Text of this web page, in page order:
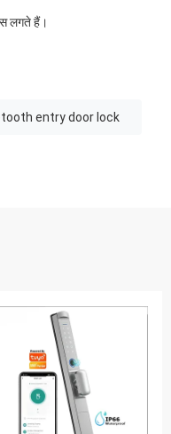
लगते हैं।
entry door lock